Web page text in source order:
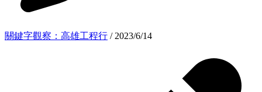
關鍵字觀察：高雄工程行 / 2023/6/14